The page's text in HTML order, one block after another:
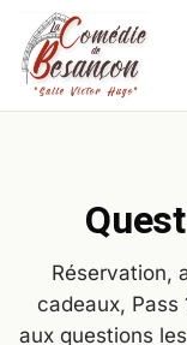
Passer au
Réservation,
cadeaux, Pass
aux questions